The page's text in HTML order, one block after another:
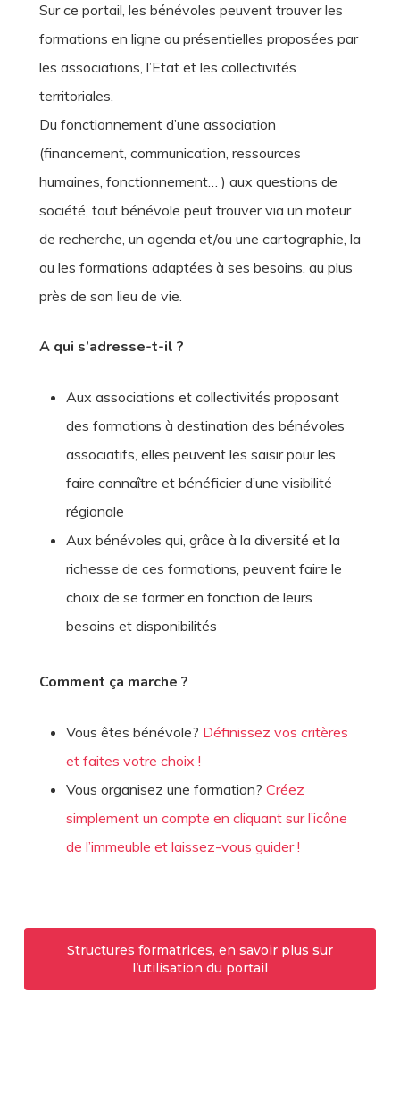
Sur ce portail, les bénévoles peuvent trouver les
formations en ligne ou présentielles proposées par
les associations, l’Etat et les collectivités
territoriales.
Du fonctionnement d’une association
(financement, communication, ressources
humaines, fonctionnement… ) aux questions de
société, tout bénévole peut trouver via un moteur
de recherche, un agenda et/ou une cartographie, la
ou les formations adaptées à ses besoins, au plus
près de son lieu de vie.
A qui s’adresse-t-il ?
Aux associations et collectivités proposant
des formations à destination des bénévoles
associatifs, elles peuvent les saisir pour les
faire connaître et bénéficier d’une visibilité
régionale
Aux bénévoles qui, grâce à la diversité et la
richesse de ces formations, peuvent faire le
choix de se former en fonction de leurs
besoins et disponibilités
Comment ça marche ?
Vous êtes bénévole? Définissez vos critères
et faites votre choix !
Vous organisez une formation? Créez
simplement un compte en cliquant sur l’icône
de l’immeuble et laissez-vous guider !
Structures formatrices, en savoir plus sur
l’utilisation du portail